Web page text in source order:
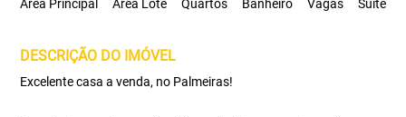
Área Principal
Área Lote
Quartos
Banheiro
Vagas
Suite
DESCRIÇÃO DO IMÓVEL
Excelente casa a venda, no Palmeiras!